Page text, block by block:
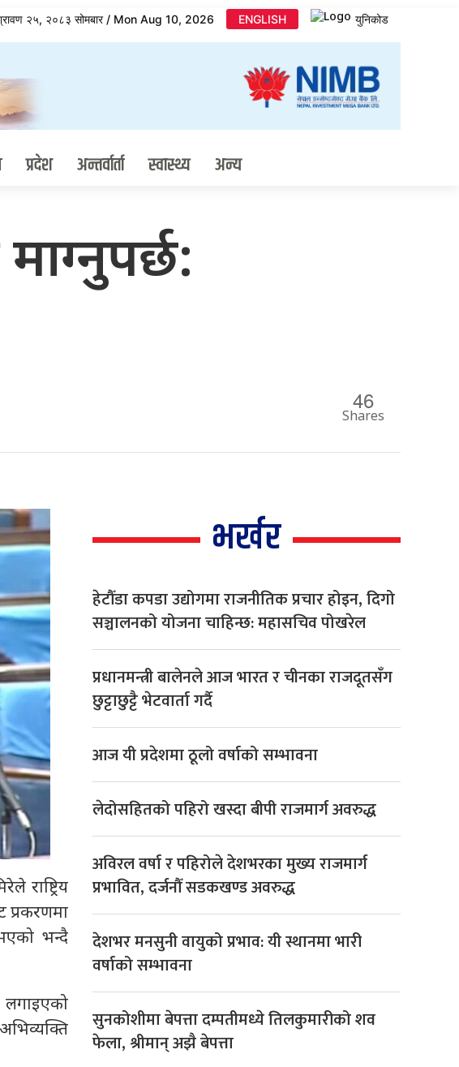
२५, २०८३ सोमबार / Mon Aug 10, 2026 ENGLISH युनिकोड
प्रदेश अन्तर्वार्ता स्वास्थ्य अन्य
46
Shares
राष्ट्रिय
प्रकरणमा
भन्दै
भर्खर
हेटौँडा कपडा उद्योगमा राजनीतिक प्रचार होइन, दिगो
सञ्चालनको योजना चाहिन्छ: महासचिव पोखरेल
प्रधानमन्त्री बालेनले आज भारत र चीनका राजदूतसँग
छुट्टाछुट्टै भेटवार्ता गर्दै
आज यी प्रदेशमा ठूलो वर्षाको सम्भावना
लेदोसहितको पहिरो खस्दा बीपी राजमार्ग अवरुद्ध
अविरल वर्षा र पहिरोले देशभरका मुख्य राजमार्ग
प्रभावित, दर्जनौँ सडकखण्ड अवरुद्ध
देशभर मनसुनी वायुको प्रभाव: यी स्थानमा भारी
वर्षाको सम्भावना
सुनकोशीमा बेपत्ता दम्पतीमध्ये तिलकुमारीको शव
फेला, श्रीमान् अझै बेपत्ता